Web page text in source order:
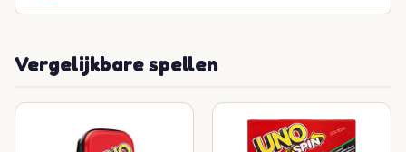
Vergelijkbare spellen